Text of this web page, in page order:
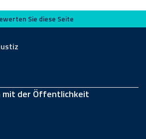
diese Seite
Sie diese Seite
mit der Öffentlichkeit